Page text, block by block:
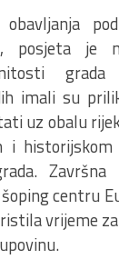
obavljanja
posjeta je
grada
imali su
uz obalu
i historijskom
Završna
centru
vrijeme